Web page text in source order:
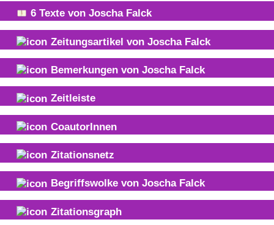
6Texte von Joscha Falck
Zeitungsartikel von Joscha Falck
Bemerkungen von Joscha Falck
Zeitleiste
CoautorInnen
Zitationsnetz
Begriffswolke von Joscha Falck
Zitationsgraph